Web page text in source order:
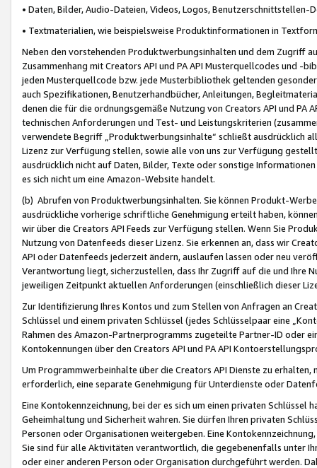
• Daten, Bilder, Audio-Dateien, Videos, Logos, Benutzerschnittstellen-
• Textmaterialien, wie beispielsweise Produktinformationen in
Neben den vorstehenden Produktwerbungsinhalten und dem Zugriff
Zusammenhang mit Creators API und PA API Musterquellcodes und
jeden Musterquellcode bzw. jede Musterbibliothek geltenden
auch Spezifikationen, Benutzerhandbücher, Anleitungen,
denen die für die ordnungsgemäße Nutzung von Creators API und PA
technischen Anforderungen und Test- und Leistungskriterien
verwendete Begriff „Produktwerbungsinhalte“ schließt ausdrücklich
Lizenz zur Verfügung stellen, sowie alle von uns zur Verfügung
ausdrücklich nicht auf Daten, Bilder, Texte oder sonstige
es sich nicht um eine Amazon-Website handelt.
(b) Abrufen von Produktwerbungsinhalten. Sie können Produkt-
ausdrückliche vorherige schriftliche Genehmigung erteilt haben,
wir über die Creators API Feeds zur Verfügung stellen. Wenn Sie
Nutzung von Datenfeeds dieser Lizenz. Sie erkennen an, dass wir
API oder Datenfeeds jederzeit ändern, auslaufen lassen oder neu
Verantwortung liegt, sicherzustellen, dass Ihr Zugriff auf die und Ihre
jeweiligen Zeitpunkt aktuellen Anforderungen (einschließlich dieser
Zur Identifizierung Ihres Kontos und zum Stellen von Anfragen an
Schlüssel und einem privaten Schlüssel (jedes Schlüsselpaar eine
Rahmen des Amazon-Partnerprogramms zugeteilte Partner-ID oder
Kontokennungen über den Creators API und PA API
Um Programmwerbeinhalte über die Creators API Dienste zu
erforderlich, eine separate Genehmigung für Unterdienste oder
Eine Kontokennzeichnung, bei der es sich um einen privaten
Geheimhaltung und Sicherheit wahren. Sie dürfen Ihren privaten
Personen oder Organisationen weitergeben. Eine
Sie sind für alle Aktivitäten verantwortlich, die gegebenenfalls unter
oder einer anderen Person oder Organisation durchgeführt werden.